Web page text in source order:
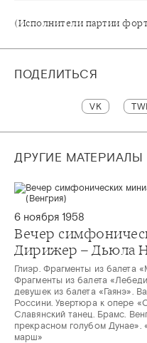
(Исполнители партии
ПОДЕЛИТЬСЯ
VK
ДРУГИЕ МАТЕРИАЛЫ
6 ноября 1958
Вечер
Дирижер – Дьюла
Глиэр. Фрагменты из балета
Фрагменты из балета
девушек из балета «Гаянэ».
Россини. Увертюра к опере
Славянский танец. Брамс.
прекрасном голубом Дунае».
марш»